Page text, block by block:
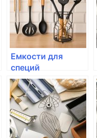
Емкости для
специй
STONELINE, 12шт